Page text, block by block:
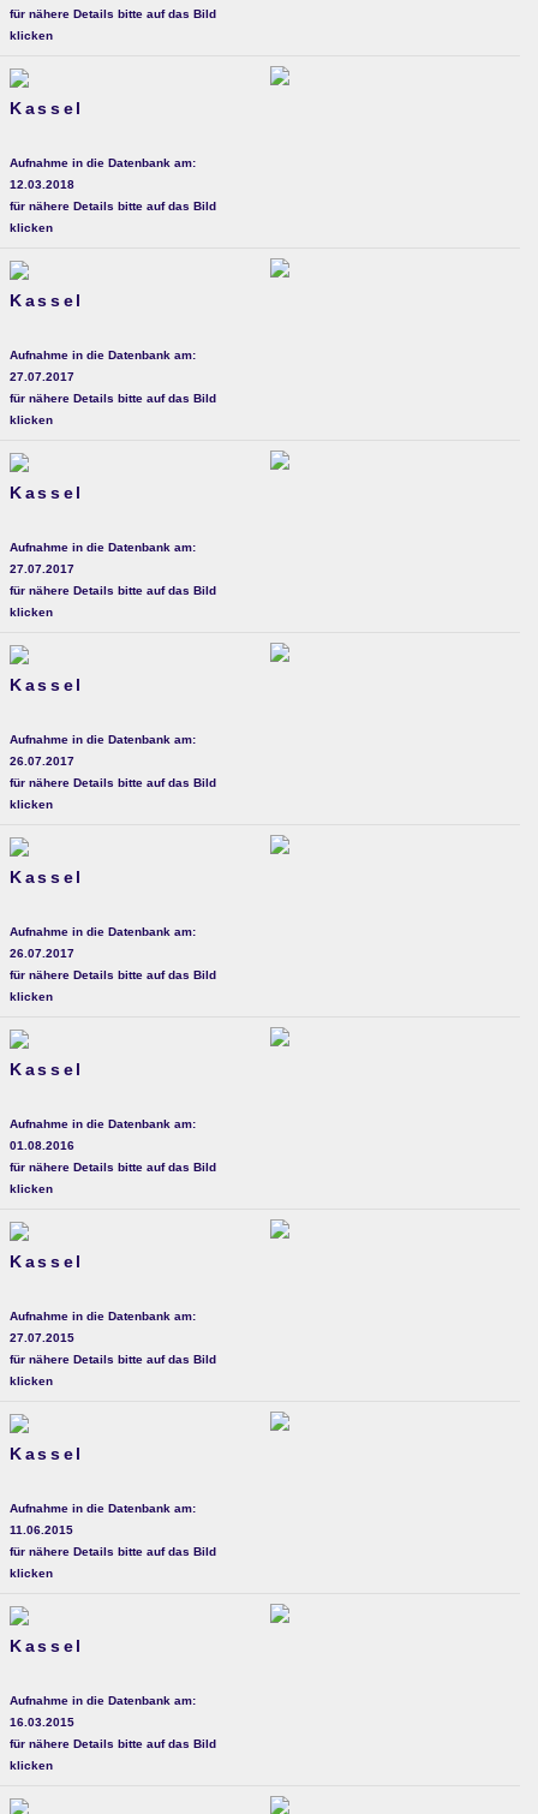
für nähere Details bitte auf das Bild
klicken
Kassel
Aufnahme in die Datenbank am:
12.03.2018
für nähere Details bitte auf das Bild
klicken
Kassel
Aufnahme in die Datenbank am:
27.07.2017
für nähere Details bitte auf das Bild
klicken
Kassel
Aufnahme in die Datenbank am:
27.07.2017
für nähere Details bitte auf das Bild
klicken
Kassel
Aufnahme in die Datenbank am:
26.07.2017
für nähere Details bitte auf das Bild
klicken
Kassel
Aufnahme in die Datenbank am:
26.07.2017
für nähere Details bitte auf das Bild
klicken
Kassel
Aufnahme in die Datenbank am:
01.08.2016
für nähere Details bitte auf das Bild
klicken
Kassel
Aufnahme in die Datenbank am:
27.07.2015
für nähere Details bitte auf das Bild
klicken
Kassel
Aufnahme in die Datenbank am:
11.06.2015
für nähere Details bitte auf das Bild
klicken
Kassel
Aufnahme in die Datenbank am:
16.03.2015
für nähere Details bitte auf das Bild
klicken